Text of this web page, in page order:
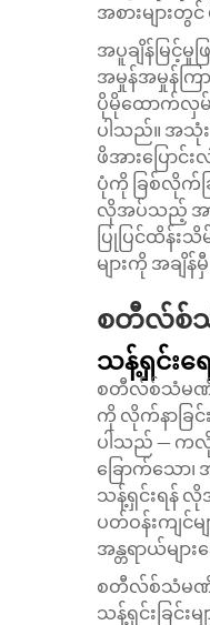
အစားများတွ
အပူချိန်မြင့်
အမှုန်အမှုန်ကြာ
ပိုမိုထောက်လှမ်
ပါသည်။ အသုံး
ဖိအားပြောင်
ပုံကို ခြစ်လိုက်ခ
လိုအပ်သည့် အား
ပြုပြင်ထိန်း
များကို အချိ
စတီလ်စ်သံ
သန့်ရှင်းရ
စတီလ်စ်သံမဏိပို
ကို လိုက်နာခြင်
ပါသည် — ကလို
ခြောက်သော
သန့်ရှင်းရန်
ပတ်ဝန်းကျင်မ
အန္တရာယ်မျာ
စတီလ်စ်သံမဏိပို
သန့်ရှင်းခြင်